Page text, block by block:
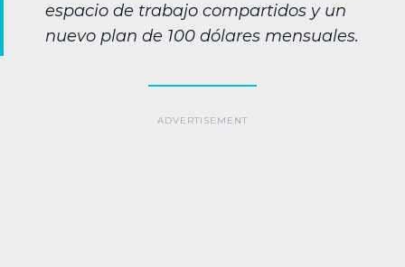
espacio de trabajo compartidos y un
nuevo plan de 100 dólares mensuales.